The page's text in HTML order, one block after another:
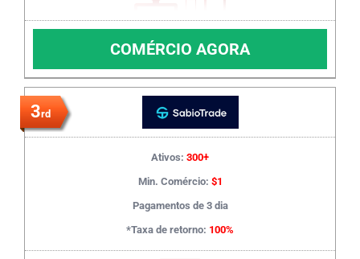
COMÉRCIO AGORA
3rd
Ativos: 300+
Min. Comércio: $1
Pagamentos de 3 dia
*Taxa de retorno: 100%